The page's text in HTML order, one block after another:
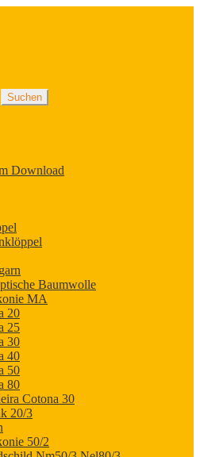
Suchen
Download
Baumwolle
MA
20
25
30
40
50
80
Cotona 30
20/3
50/2